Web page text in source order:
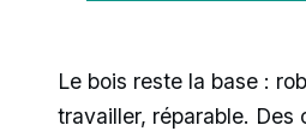
Le bois reste la base :
travailler, réparable. Des